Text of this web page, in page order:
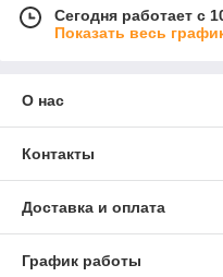
Сегодня работает с
Показать весь
О нас
Контакты
Доставка и оплата
График работы